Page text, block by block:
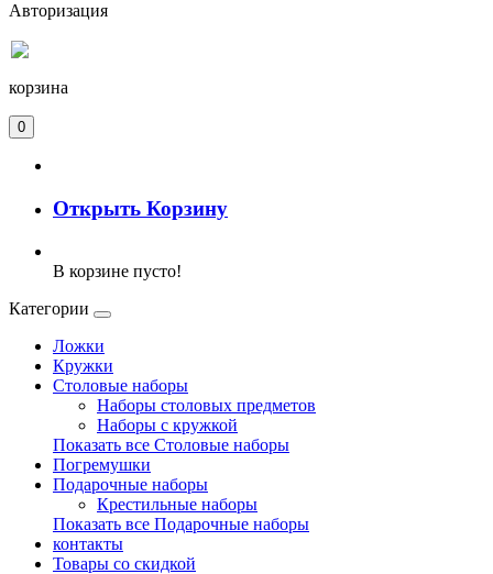
Авторизация
корзина
0
Открыть Корзину
В корзине пусто!
Категории
Ложки
Кружки
Столовые наборы
Наборы столовых предметов
Наборы с кружкой
Показать все Столовые наборы
Погремушки
Подарочные наборы
Крестильные наборы
Показать все Подарочные наборы
контакты
Товары со скидкой